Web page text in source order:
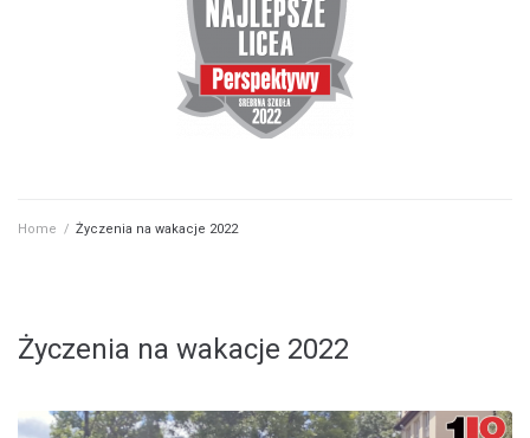
Home / Życzenia na wakacje 2022
Życzenia na wakacje 2022